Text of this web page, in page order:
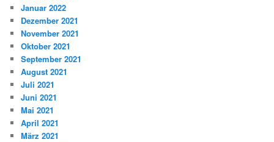
Januar 2022
Dezember 2021
November 2021
Oktober 2021
September 2021
August 2021
Juli 2021
Juni 2021
Mai 2021
April 2021
März 2021